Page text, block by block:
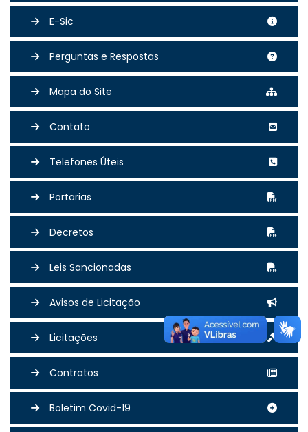
E-Sic
Perguntas e Respostas
Mapa do Site
Contato
Telefones Úteis
Portarias
Decretos
Leis Sancionadas
Avisos de Licitação
Licitações
Contratos
Boletim Covid-19